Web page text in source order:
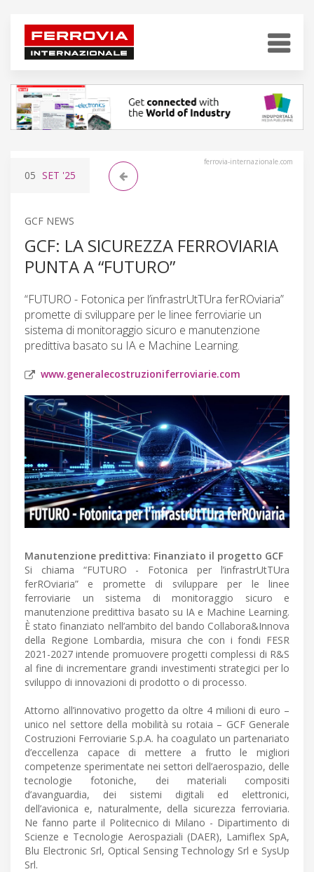
ferrovia-internazionale.com
05 SET '25
GCF NEWS
GCF: LA SICUREZZA FERROVIARIA
PUNTA A “FUTURO”
“FUTURO - Fotonica per l’infrastrUtTUra ferROviaria”
promette di sviluppare per le linee ferroviarie un
sistema di monitoraggio sicuro e manutenzione
predittiva basato su IA e Machine Learning.
www.generalecostruzioniferroviarie.com
Manutenzione predittiva: Finanziato il progetto GCF
Si chiama “FUTURO - Fotonica per l’infrastrUtTUra
ferROviaria” e promette di sviluppare per le linee
ferroviarie un sistema di monitoraggio sicuro e
manutenzione predittiva basato su IA e Machine Learning.
È stato finanziato nell’ambito del bando Collabora&Innova
della Regione Lombardia, misura che con i fondi FESR
2021-2027 intende promuovere progetti complessi di R&S
al fine di incrementare grandi investimenti strategici per lo
sviluppo di innovazioni di prodotto o di processo.
Attorno all’innovativo progetto da oltre 4 milioni di euro –
unico nel settore della mobilità su rotaia – GCF Generale
Costruzioni Ferroviarie S.p.A. ha coagulato un partenariato
d’eccellenza capace di mettere a frutto le migliori
competenze sperimentate nei settori dell’aerospazio, delle
tecnologie fotoniche, dei materiali compositi
d’avanguardia, dei sistemi digitali ed elettronici,
dell’avionica e, naturalmente, della sicurezza ferroviaria.
Ne fanno parte il Politecnico di Milano - Dipartimento di
Scienze e Tecnologie Aerospaziali (DAER), Lamiflex SpA,
Blu Electronic Srl, Optical Sensing Technology Srl e SysUp
Srl.